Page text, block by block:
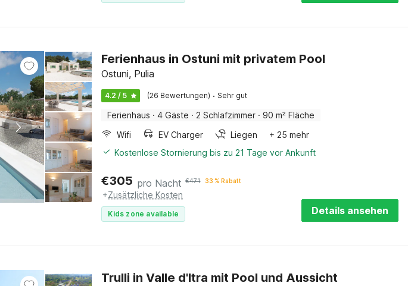
Ferienhaus in Ostuni mit privatem Pool
Ostuni, Pulia
4.2 / 5 (26 Bewertungen) · Sehr gut
Ferienhaus · 4 Gäste · 2 Schlafzimmer · 90 m² Fläche
Wifi
EV Charger Liegen
+ 25 mehr
Kostenlose Stornierung bis zu 21 Tage vor Ankunft
€305 pro Nacht €471 33 % Rabatt
+Zusätzliche Kosten
Kids zone available Details ansehen
Trulli in Valle d'Itra mit Pool und Aussicht